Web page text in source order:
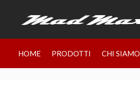
HOME PRODOTTI CHI SIAMO